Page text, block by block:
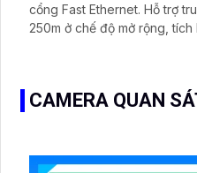
cổng Fast Ethernet. Hỗ trợ truyền tải dữ liệu & nguồn đến
250m ở chế độ mở rộng,
CAMERA QUAN